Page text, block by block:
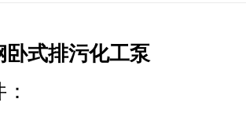
卧式排污化工泵